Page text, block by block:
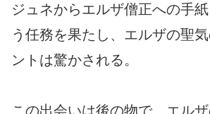
ジュネからエルザ僧正への手
う任務を果たし、エルザの聖
ントは驚かされる。
この出会いは後の物で、エル